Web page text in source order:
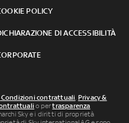
POLICY
DI ACCESSIBILITÀ
Condizioni contrattuali, Privacy &
o pertrasparenza
Sky e i diritti di proprietà